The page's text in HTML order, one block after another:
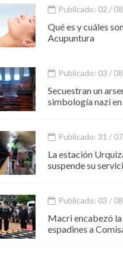
Publicado: 02 /
Qué es y cuáles
Acupuntura
Publicado: 03 /
Secuestran un
simbología nazi
Publicado: 31 /
La estación
suspende su
Publicado: 03 /
Macri encabezó
espadines a